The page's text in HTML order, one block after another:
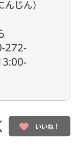
んじん）
272-
いいね！